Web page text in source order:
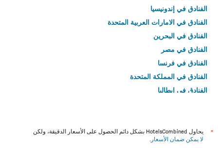
الفنادق في إندونيسيا
الفنادق في الامارات العربية المتحدة
الفنادق في البحرين
الفنادق في مصر
الفنادق في فرنسا
الفنادق في المملكة المتحدة
الفنادق في إيطاليا
*
يحاول HotelsCombined بشكل دائم الحصول على الأسعار الدقيقة، ولكن
لا يمكن ضمان الأسعار .